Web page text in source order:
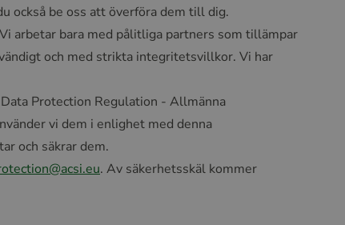
också be oss att överföra dem till dig.
arbetar bara med pålitliga partners som tillämpar
och med strikta integritetsvillkor. Vi har
Protection Regulation - Allmänna
vi dem i enlighet med denna
och säkrar dem.
. Av säkerhetsskäl kommer